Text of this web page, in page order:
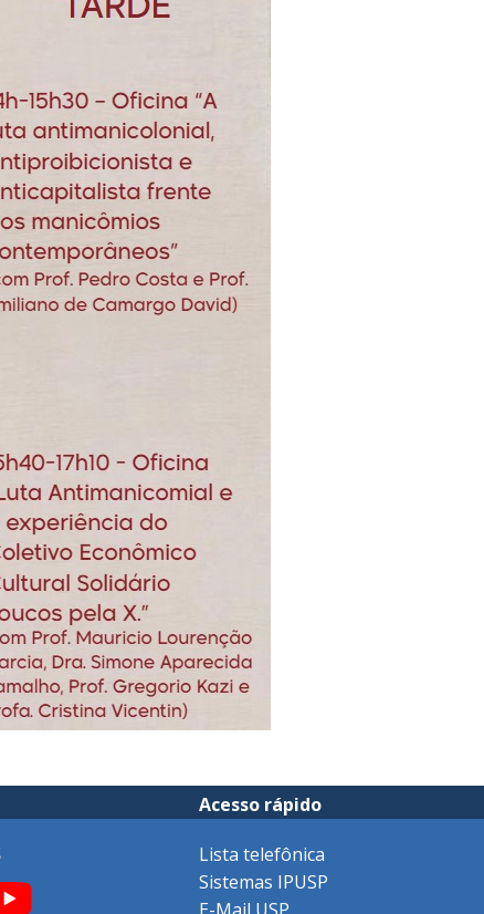
Acesso rápido
Lista telefônica
Sistemas IPUSP